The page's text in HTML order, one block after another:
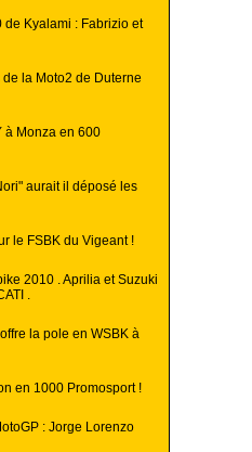
Kyalami : Fabrizio et
la Moto2 de Duterne
à Monza en 600
aurait il déposé les
le FSBK du Vigeant !
2010 . Aprilia et Suzuki
.
la pole en WSBK à
en 1000 Promosport !
: Jorge Lorenzo